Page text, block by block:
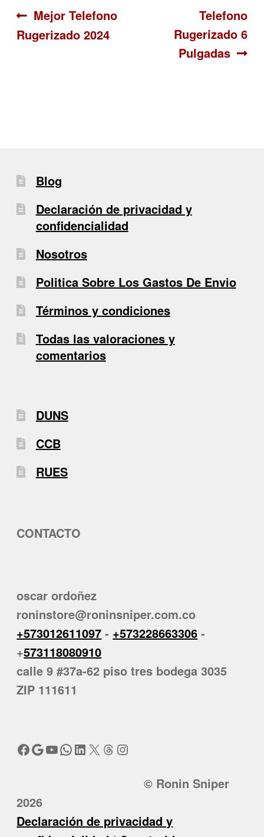
Navegación
de
Anterior:
Mejor Telefono
Rugerizado 2024
Siguiente:
Telefono
Rugerizado 6
Pulgadas
Blog
Declaración de privacidad y
confidencialidad
Nosotros
Politica Sobre Los Gastos De Envio
Términos y condiciones
Todas las valoraciones y
comentarios
DUNS
CCB
RUES
CONTACTO
oscar ordoñez
roninstore@roninsniper.com.co
+573012611097 - +573228663306 -
+573118080910
calle 9 #37a-62 piso tres bodega 3035
ZIP 111611
Facebook
Google
YouTube
WhatsApp
LinkedIn
X Threads
Instagram
© Ronin Sniper
2026
Declaración de privacidad y